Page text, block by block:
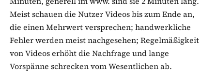
Meist schauen die Nutzer Videos bis zum Ende an,
die einen Mehrwert versprechen; handwerkliche
Fehler werden meist nachgesehen; Regelmäßigkeit
von Videos erhöht die Nachfrage und lange
Vorspänne schrecken vom Wesentlichen ab.